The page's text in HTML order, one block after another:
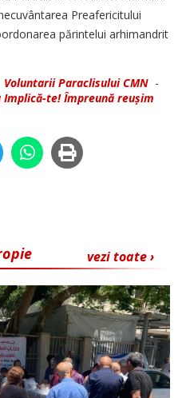
Preafericitului
părintelui arhimandrit
Voluntarii Paraclisului CMN -
Implică-te! Împreună reușim
vezi toate ›